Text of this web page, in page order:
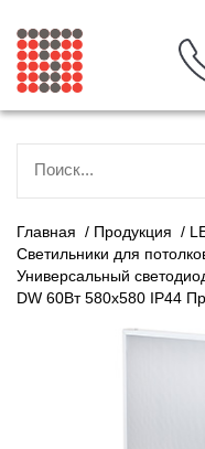
Главная / Продукция /
Светильники для
Универсальный
DW 60Вт 580x580 IP44